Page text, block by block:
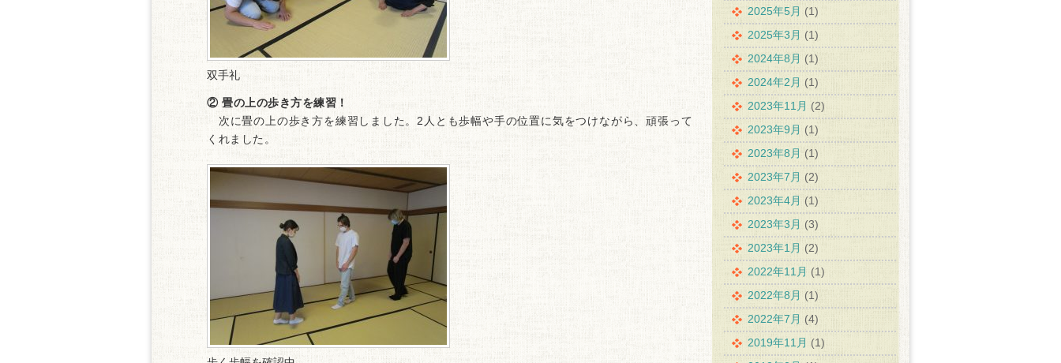
双手礼
② 畳の上の歩き方を練習！
次に畳の上の歩き方を練習しました。2人とも歩幅や手の位置に気をつけながら、頑張って
くれました。
2025年5月 (1)
2025年3月 (1)
2024年8月 (1)
2024年2月 (1)
2023年11月 (2)
2023年9月 (1)
2023年8月 (1)
2023年7月 (2)
2023年4月 (1)
2023年3月 (3)
2023年1月 (2)
2022年11月 (1)
2022年8月 (1)
2022年7月 (4)
2019年11月 (1)